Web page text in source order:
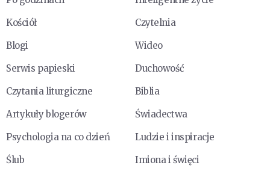
Kościół
Czytelnia
Blogi
Wideo
Serwis papieski
Duchowość
Czytania liturgiczne
Biblia
Artykuły blogerów
Świadectwa
Psychologia na co dzień
Ludzie i inspiracje
Ślub
Imiona i święci